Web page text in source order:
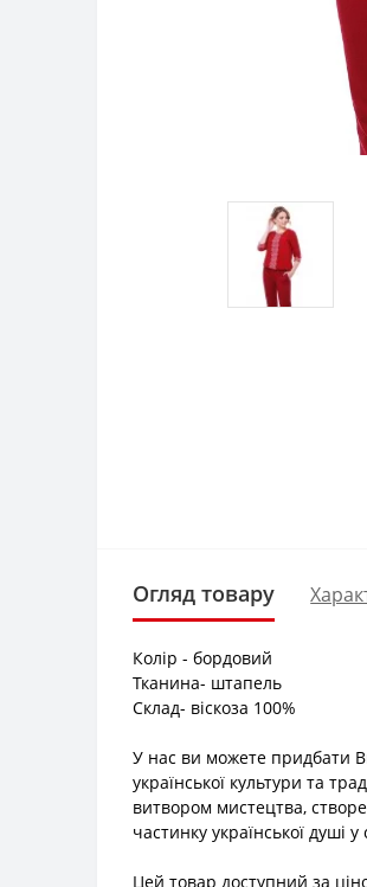
Огляд товару
Колір - бордовий
Тканина- штапель
Склад- віскоза 100%
У нас ви можете придбати
української культури та
витвором мистецтва,
частинку української душі
Цей товар доступний за